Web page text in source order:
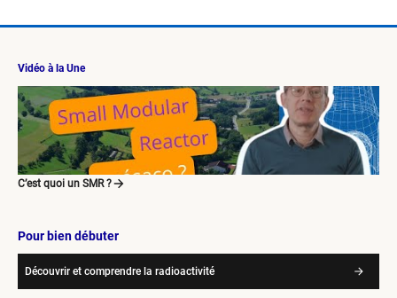
Vidéo à la Une
C’est quoi un SMR ?
Pour bien débuter
Découvrir et comprendre la radioactivité